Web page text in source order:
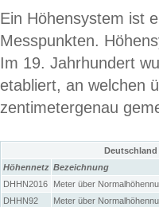
Ein Höhensystem ist
Messpunkten.
Im 19. Jahrhundert
etabliert, an welchen
zentimetergenau
Höhennetz Bezeichnung
DHHN2016
Meter über
DHHN92
Meter über